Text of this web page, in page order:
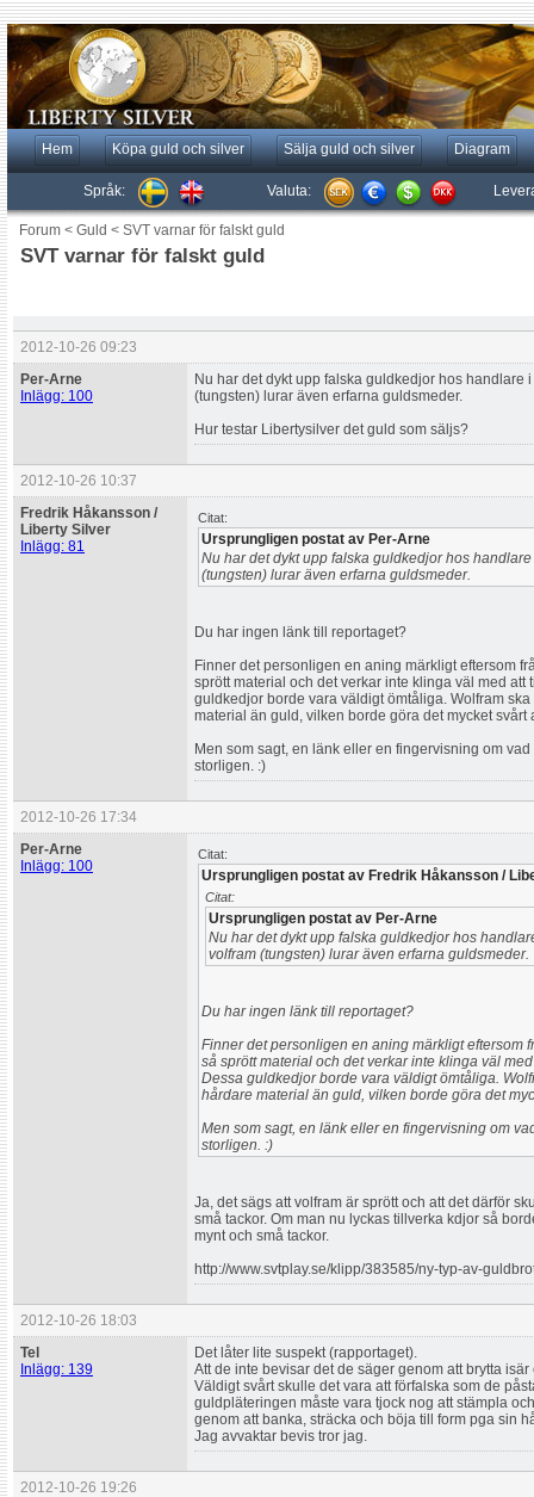
Hem Köpa guld och silver Sälja guld och silver Diagram
Språk: Valuta:
Forum < Guld < SVT varnar för falskt guld
SVT varnar för falskt guld
2012-10-26 09:23
Per-Arne
Inlägg: 100
Nu har det dykt upp falska guldkedjor hos handlare
(tungsten) lurar även erfarna guldsmeder.
Hur testar Libertysilver det guld som säljs?
2012-10-26 10:37
Fredrik Håkansson /
Liberty Silver
Inlägg: 81
Citat:
Ursprungligen postat av Per-Arne
Nu har det dykt upp falska guldkedjor hos
(tungsten) lurar även erfarna guldsmeder.
Du har ingen länk till reportaget?
Finner det personligen en aning märkligt eftersom
sprött material och det verkar inte klinga väl med
guldkedjor borde vara väldigt ömtåliga. Wolfram
material än guld, vilken borde göra det mycket svårt
Men som sagt, en länk eller en fingervisning om
storligen. :)
2012-10-26 17:34
Per-Arne
Inlägg: 100
Citat:
Ursprungligen postat av Fredrik Håkansson /
Citat:
Ursprungligen postat av Per-Arne
Nu har det dykt upp falska guldkedjor hos
volfram (tungsten) lurar även erfarna guldsmeder.
Du har ingen länk till reportaget?
Finner det personligen en aning märkligt eftersom
så sprött material och det verkar inte klinga väl
Dessa guldkedjor borde vara väldigt ömtåliga.
hårdare material än guld, vilken borde göra det
Men som sagt, en länk eller en fingervisning om
storligen. :)
Ja, det sägs att volfram är sprött och att det därför
små tackor. Om man nu lyckas tillverka kdjor så
mynt och små tackor.
http://www.svtplay.se/klipp/383585/ny-typ-av-
2012-10-26 18:03
Tel
Inlägg: 139
Det låter lite suspekt (rapportaget).
Att de inte bevisar det de säger genom att brytta
Väldigt svårt skulle det vara att förfalska som de
guldpläteringen måste vara tjock nog att stämpla
genom att banka, sträcka och böja till form pga sin
Jag avvaktar bevis tror jag.
2012-10-26 19:26